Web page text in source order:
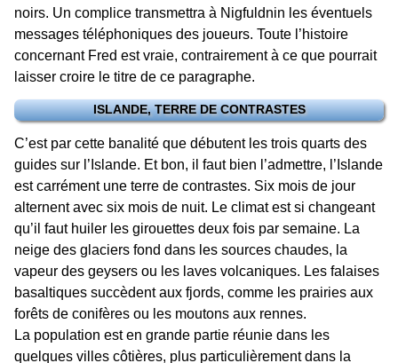
noirs. Un complice transmettra à Nigfuldnin les éventuels
messages téléphoniques des joueurs. Toute l’histoire
concernant Fred est vraie, contrairement à ce que pourrait
laisser croire le titre de ce paragraphe.
ISLANDE, TERRE DE CONTRASTES
C’est par cette banalité que débutent les trois quarts des
guides sur l’Islande. Et bon, il faut bien l’admettre, l’Islande
est carrément une terre de contrastes. Six mois de jour
alternent avec six mois de nuit. Le climat est si changeant
qu’il faut huiler les girouettes deux fois par semaine. La
neige des glaciers fond dans les sources chaudes, la
vapeur des geysers ou les laves volcaniques. Les falaises
basaltiques succèdent aux fjords, comme les prairies aux
forêts de conifères ou les moutons aux rennes.
La population est en grande partie réunie dans les
quelques villes côtières, plus particulièrement dans la